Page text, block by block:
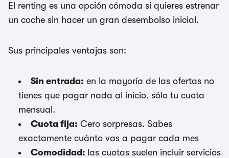
El renting es una opción cómoda si quieres estrenar
un coche sin hacer un gran desembolso inicial.
Sus principales ventajas son:
Sin entrada: en la mayoría de las ofertas no
tienes que pagar nada al inicio, sólo tu cuota
mensual.
Cuota fija: Cero sorpresas. Sabes
exactamente cuánto vas a pagar cada mes
Comodidad: las cuotas suelen incluir servicios